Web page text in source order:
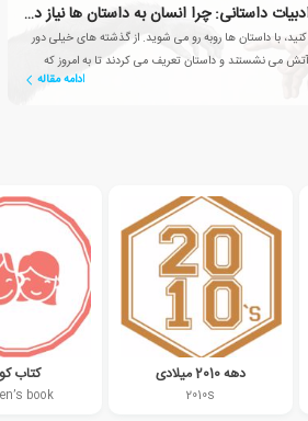
اعتیاد ما به ادبیات داستانی: چرا انسان به داستان ها نیاز دارد؟
با داستان ها روبه رو می شوید. از گذشته های خیلی دور
آتش می نشستند و داستان تعریف می کردند تا به امروز که
ادامه مقاله
دهه 2010 میلادی
2010s
کتاب
book